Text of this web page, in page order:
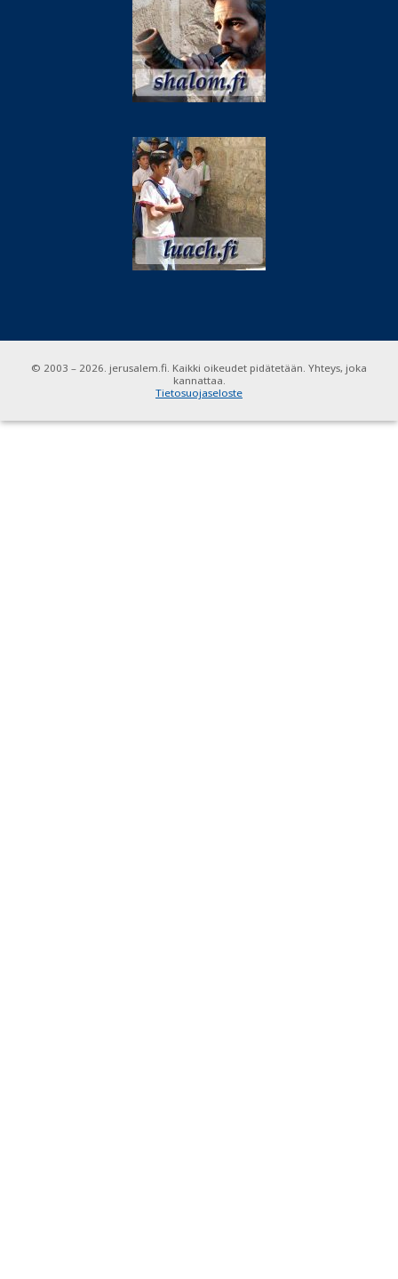
© 2003 – 2026. jerusalem.fi. Kaikki oikeudet pidätetään. Yhteys, joka
kannattaa.
Tietosuojaseloste